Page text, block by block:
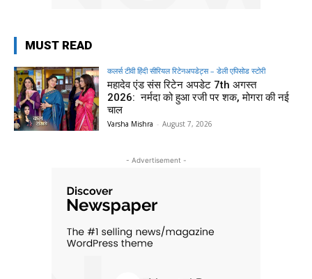
MUST READ
कलर्स टीवी हिंदी सीरियल रिटेनअपडेट्स – डेली एपिसोड स्टोरी
महादेव एंड संस रिटेन अपडेट 7th अगस्त
2026: नर्मदा को हुआ रजी पर शक, मोगरा की नई
चाल
Varsha Mishra - August 7, 2026
- Advertisement -